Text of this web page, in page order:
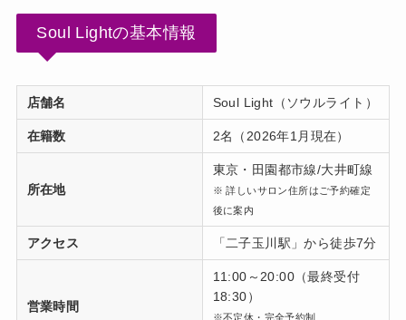
Soul Lightの基本情報
店舗名 Soul Light（ソウルライト）
在籍数 2名（2026年1月現在）
所在地
東京・田園都市線/大井町線
※ 詳しいサロン住所はご予約確定
後に案内
アクセス 「二子玉川駅」から徒歩7分
営業時間
11:00～20:00（最終受付
18:30）
※不定休・完全予約制